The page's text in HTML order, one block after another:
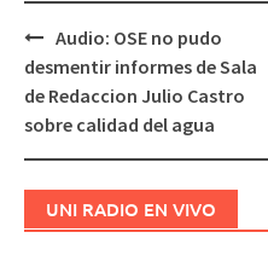
Navegación
de
entradas
Audio: OSE no pudo
desmentir informes de Sala
de Redaccion Julio Castro
sobre calidad del agua
UNI RADIO EN VIVO